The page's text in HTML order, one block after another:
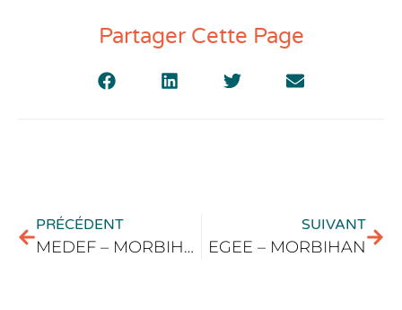
Partager Cette Page
PRÉCÉDENT
MEDEF – MORBIHAN
SUIVANT
EGEE – MORBIHAN